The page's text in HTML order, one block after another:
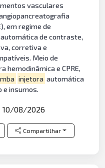
vasculares
em regime de
automática de contraste,
corretiva e
Meio de
hemodinâmica e CPRE,
injetora automática
e insumos.
10/08/2026
Compartilhar